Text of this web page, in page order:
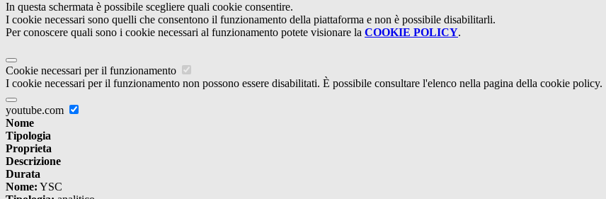
In questa schermata è possibile scegliere quali cookie consentire.
I cookie necessari sono quelli che consentono il funzionamento della piattaforma e non è possibile disabilitarli.
Per conoscere quali sono i cookie necessari al funzionamento potete visionare la COOKIE POLICY.
Cookie necessari per il funzionamento
I cookie necessari per il funzionamento non possono essere disabilitati. È possibile consultare l'elenco nella pagina della cookie policy.
youtube.com
Nome
Tipologia
Proprieta
Descrizione
Durata
Nome: YSC